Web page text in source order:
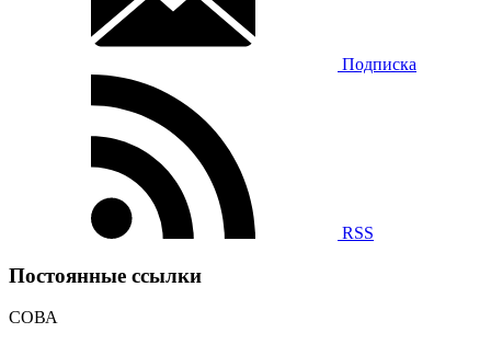
Подписка
RSS
Постоянные ссылки
СОВА